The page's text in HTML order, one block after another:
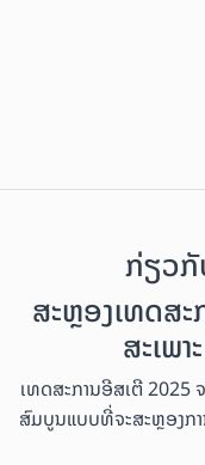
ກ່ຽວກັ
ສະຫຼອງເທດສ
ສະເພ
ເທດສະການອີສເຕີ 2025
ສົມບູນແບບທີ່ຈະສະຫຼອງກ